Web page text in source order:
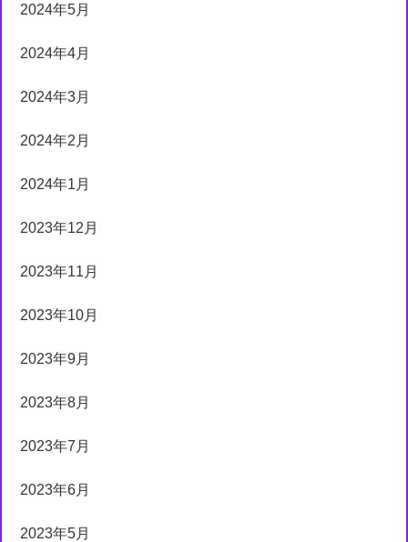
2024年5月
2024年4月
2024年3月
2024年2月
2024年1月
2023年12月
2023年11月
2023年10月
2023年9月
2023年8月
2023年7月
2023年6月
2023年5月